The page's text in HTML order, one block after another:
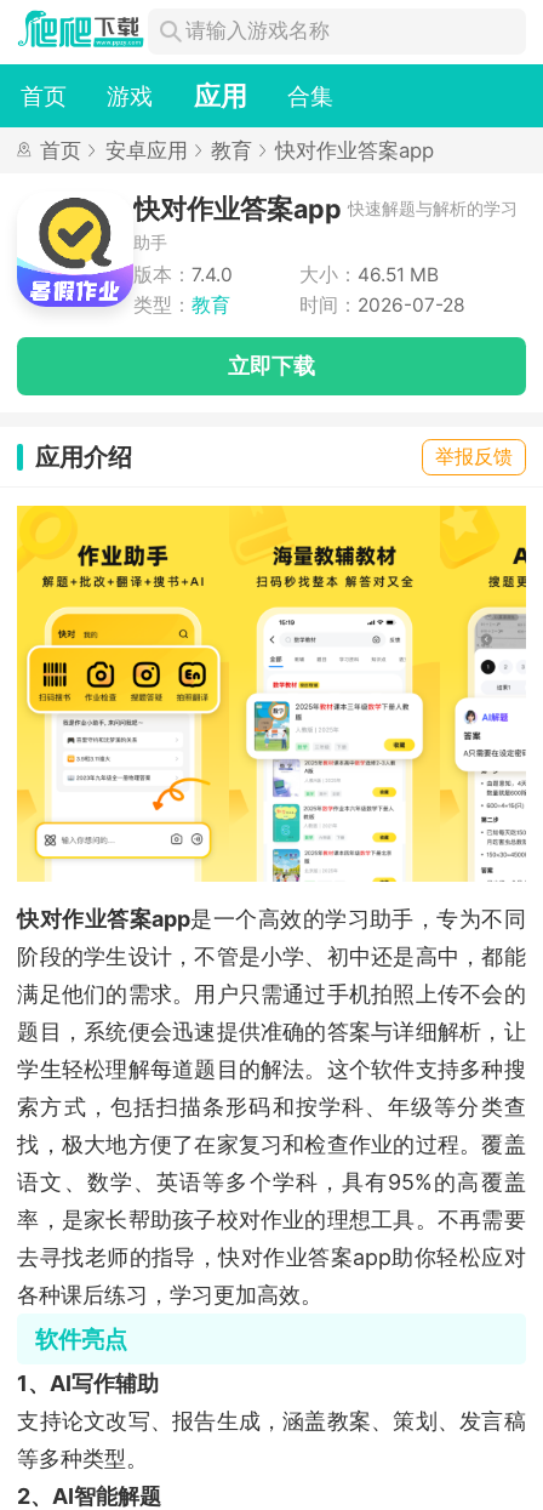
首页 游戏 应用 合集
首页 安卓应用 教育 快对作业答案app
快对作业答案app 快速解题与解析的学习
助手
版本： 7.4.0 大小： 46.51 MB
类型： 教育 时间： 2026-07-28
立即下载
应用介绍 举报反馈
快对作业答案app是一个高效的学习助手，专为不同
阶段的学生设计，不管是小学、初中还是高中，都能
满足他们的需求。用户只需通过手机拍照上传不会的
题目，系统便会迅速提供准确的答案与详细解析，让
学生轻松理解每道题目的解法。这个软件支持多种搜
索方式，包括扫描条形码和按学科、年级等分类查
找，极大地方便了在家复习和检查作业的过程。覆盖
语文、数学、英语等多个学科，具有95%的高覆盖
率，是家长帮助孩子校对作业的理想工具。不再需要
去寻找老师的指导，快对作业答案app助你轻松应对
各种课后练习，学习更加高效。
软件亮点
1、AI写作辅助
支持论文改写、报告生成，涵盖教案、策划、发言稿
等多种类型。
2、AI智能解题